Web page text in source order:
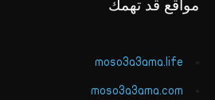
مواقع قد تهمك
moso3a3ama.life
moso3a3ama.com